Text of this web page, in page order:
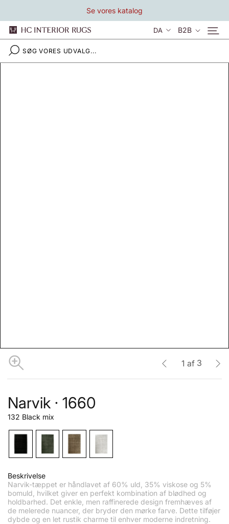
indhold
Se vores katalog
Sprog
DA B2B
1 af 3
Narvik · 1660
132 Black mix
Beskrivelse
Narvik-tæppet er håndlavet af 60% uld, 35% viskose og 5%
bomuld, hvilket giver en perfekt kombination af blødhed og
holdbarhed. Det enkle, men raffinerede design fremhæves af
de melerede nuancer, der bryder den mørke farve. Dette tilføjer
dybde og en let rustik charme til enhver moderne indretning.